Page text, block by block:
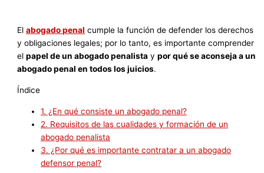
Elabogado penal cumple la función de defender los derechos
y obligaciones legales; por lo tanto, es importante comprender
elpapel de un abogado penalista ypor qué se aconseja a un
abogado penal en todos los juicios.
Índice
1. ¿En qué consiste un abogado penal?
2. Requisitos de las cualidades y formación de un
abogado penalista
3. ¿Por qué es importante contratar a un abogado
defensor penal?